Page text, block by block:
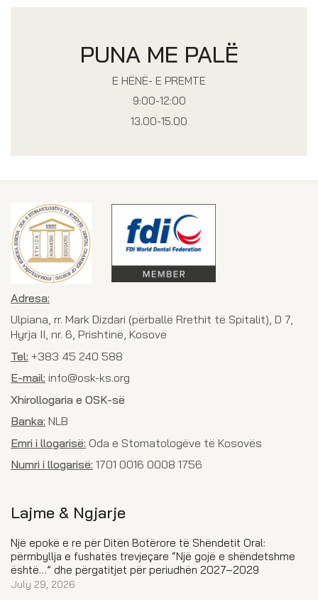
PUNA ME PALË
E HËNË- E PREMTE
9:00-12:00
13.00-15.00
Adresa:
Ulpiana, rr. Mark Dizdari (përballë Rrethit të Spitalit), D 7,
Hyrja II, nr. 6, Prishtinë, Kosovë
Tel: +383 45 240 588
E-mail: info@osk-ks.org
Xhirollogaria e OSK-së
Banka: NLB
Emri i llogarisë: Oda e Stomatologëve të Kosovës
Numri i llogarisë: 1701 0016 0008 1756
Lajme & Ngjarje
Një epokë e re për Ditën Botërore të Shëndetit Oral:
përmbyllja e fushatës trevjeçare “Një gojë e shëndetshme
është…” dhe përgatitjet për periudhën 2027–2029
July 29, 2026